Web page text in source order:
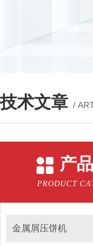
技术文章 /
产
PRODUCT
金属屑压饼机